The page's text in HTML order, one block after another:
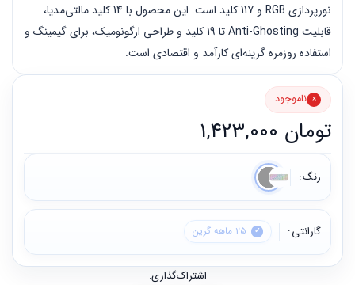
نورپردازی RGB و 117 کلید است. این محصول با 14 کلید مالتی‌مدیا،
قابلیت Anti-Ghosting تا 19 کلید و طراحی ارگونومیک، برای گیمینگ و
استفاده روزمره گزینه‌ای کارآمد و اقتصادی است.
تومان
ناموجود
رنگ
گارانتی 25 ماهه گرین
اشتراک‌گذاری: